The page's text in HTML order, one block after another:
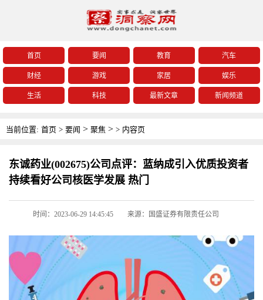
首页 要闻 教育 汽车
财经 游戏 家居 娱乐
生活 科技 最新文章 新闻频道
当前位置: 首页 > 要闻 > 聚焦 > > 内容页
东诚药业(002675)公司点评：蓝纳成引入优质投资者
持续看好公司核医学发展 热门
时间：2023-06-29 14:45:45 来源：国盛证券有限责任公司